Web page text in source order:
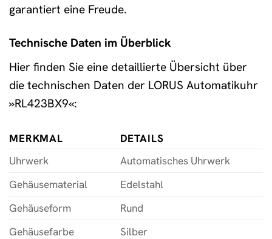
garantiert eine Freude.
Technische Daten im Überblick
Hier finden Sie eine detaillierte Übersicht über
die technischen Daten der LORUS Automatikuhr
»RL423BX9«:
MERKMAL
DETAILS
Uhrwerk
Automatisches Uhrwerk
Gehäusematerial
Edelstahl
Gehäuseform
Rund
Gehäusefarbe
Silber